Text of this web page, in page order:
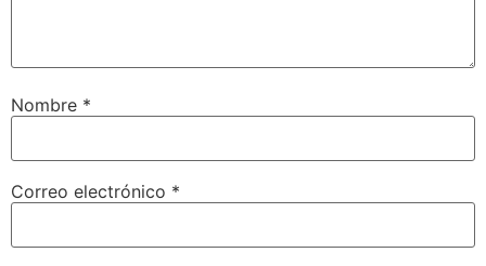
Nombre *
Correo electrónico *